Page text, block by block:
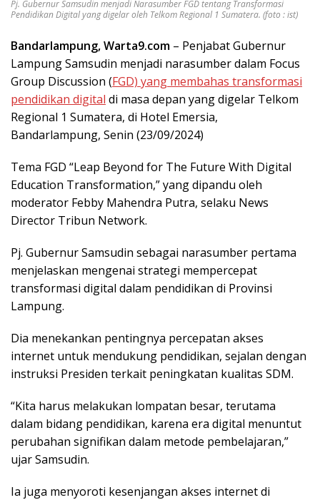
Pj. Gubernur Samsudin menjadi Narasumber FGD tentang Transformasi
Pendidikan Digital yang digelar oleh Telkom Regional 1 Sumatera. (foto : ist)
Bandarlampung, Warta9.com – Penjabat Gubernur
Lampung Samsudin menjadi narasumber dalam Focus
Group Discussion (FGD) yang membahas transformasi
pendidikan digital di masa depan yang digelar Telkom
Regional 1 Sumatera, di Hotel Emersia,
Bandarlampung, Senin (23/09/2024)
Tema FGD “Leap Beyond for The Future With Digital
Education Transformation,” yang dipandu oleh
moderator Febby Mahendra Putra, selaku News
Director Tribun Network.
Pj. Gubernur Samsudin sebagai narasumber pertama
menjelaskan mengenai strategi mempercepat
transformasi digital dalam pendidikan di Provinsi
Lampung.
Dia menekankan pentingnya percepatan akses
internet untuk mendukung pendidikan, sejalan dengan
instruksi Presiden terkait peningkatan kualitas SDM.
“Kita harus melakukan lompatan besar, terutama
dalam bidang pendidikan, karena era digital menuntut
perubahan signifikan dalam metode pembelajaran,”
ujar Samsudin.
Ia juga menyoroti kesenjangan akses internet di